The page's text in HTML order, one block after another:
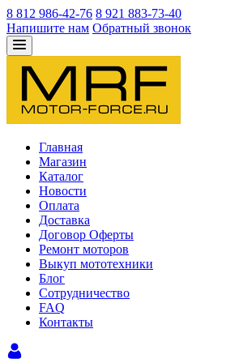
8 812 986-42-76 8 921 883-73-40
Напишите нам Обратный звонок
Главная
Магазин
Каталог
Новости
Оплата
Доставка
Договор Оферты
Ремонт моторов
Выкуп мототехники
Блог
Сотрудничество
FAQ
Контакты